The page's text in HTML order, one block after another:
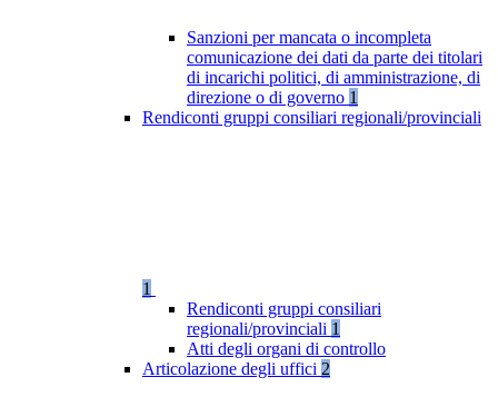
Sanzioni per mancata o incompleta
comunicazione dei dati da parte dei titolari
di incarichi politici, di amministrazione, di
direzione o di governo 1
Rendiconti gruppi consiliari regionali/provinciali
1
Rendiconti gruppi consiliari
regionali/provinciali 1
Atti degli organi di controllo
Articolazione degli uffici 2